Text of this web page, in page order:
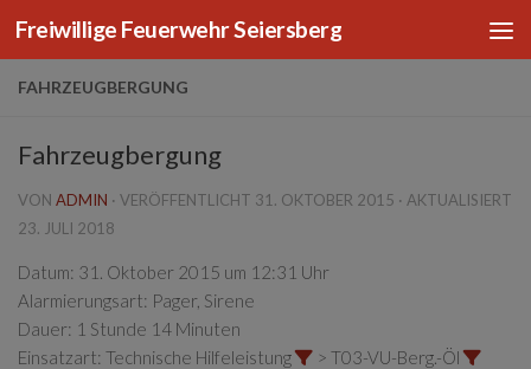
Zum Inhalt springen
Freiwillige Feuerwehr Seiersberg
FAHRZEUGBERGUNG
Fahrzeugbergung
VON ADMIN · VERÖFFENTLICHT 31. OKTOBER 2015 · AKTUALISIERT
23. JULI 2018
Datum: 31. Oktober 2015 um 12:31 Uhr
Alarmierungsart: Pager, Sirene
Dauer: 1 Stunde 14 Minuten
Einsatzart: Technische Hilfeleistung
> T03-VU-Berg.-Öl